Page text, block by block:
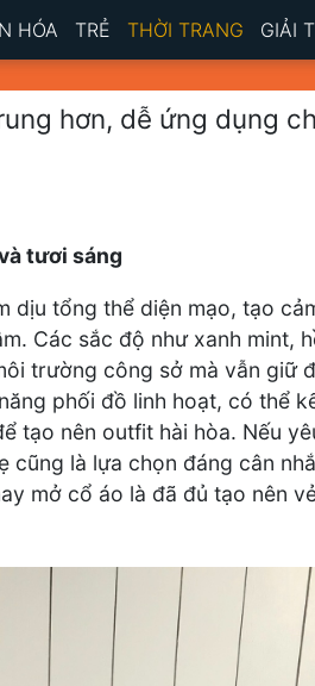
HÓA TRẺ THỜI TRANG GIẢI
hơn, dễ ứng dụng
tươi sáng
dịu tổng thể diện mạo, tạo
Các sắc độ như xanh mint,
trường công sở mà vẫn giữ
phối đồ linh hoạt, có thể
tạo nên outfit hài hòa. Nếu
cũng là lựa chọn đáng cân
mở cổ áo là đã đủ tạo nên